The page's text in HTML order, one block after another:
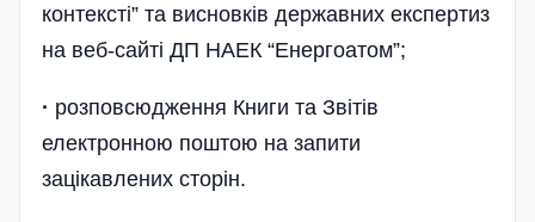
контексті” та висновків державних експертиз
на веб-сайті ДП НАЕК “Енергоатом”;
· розповсюдження Книги та Звітів
електронною поштою на запити
зацікавлених сторін.